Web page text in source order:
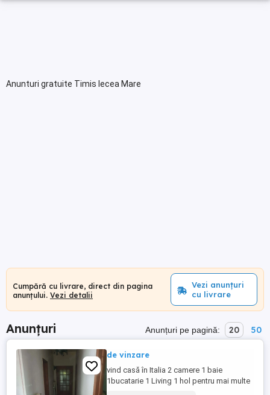
Anunturi gratuite Timis Iecea Mare
Cumpără cu livrare, direct din pagina
anunțului. Vezi detalii
Vezi anunțuri
cu livrare
Anunțuri Anunțuri pe pagină: 20 50
de vinzare
vind casă în Italia 2 camere 1 baie
1bucatarie 1 Living 1 hol pentru mai multe